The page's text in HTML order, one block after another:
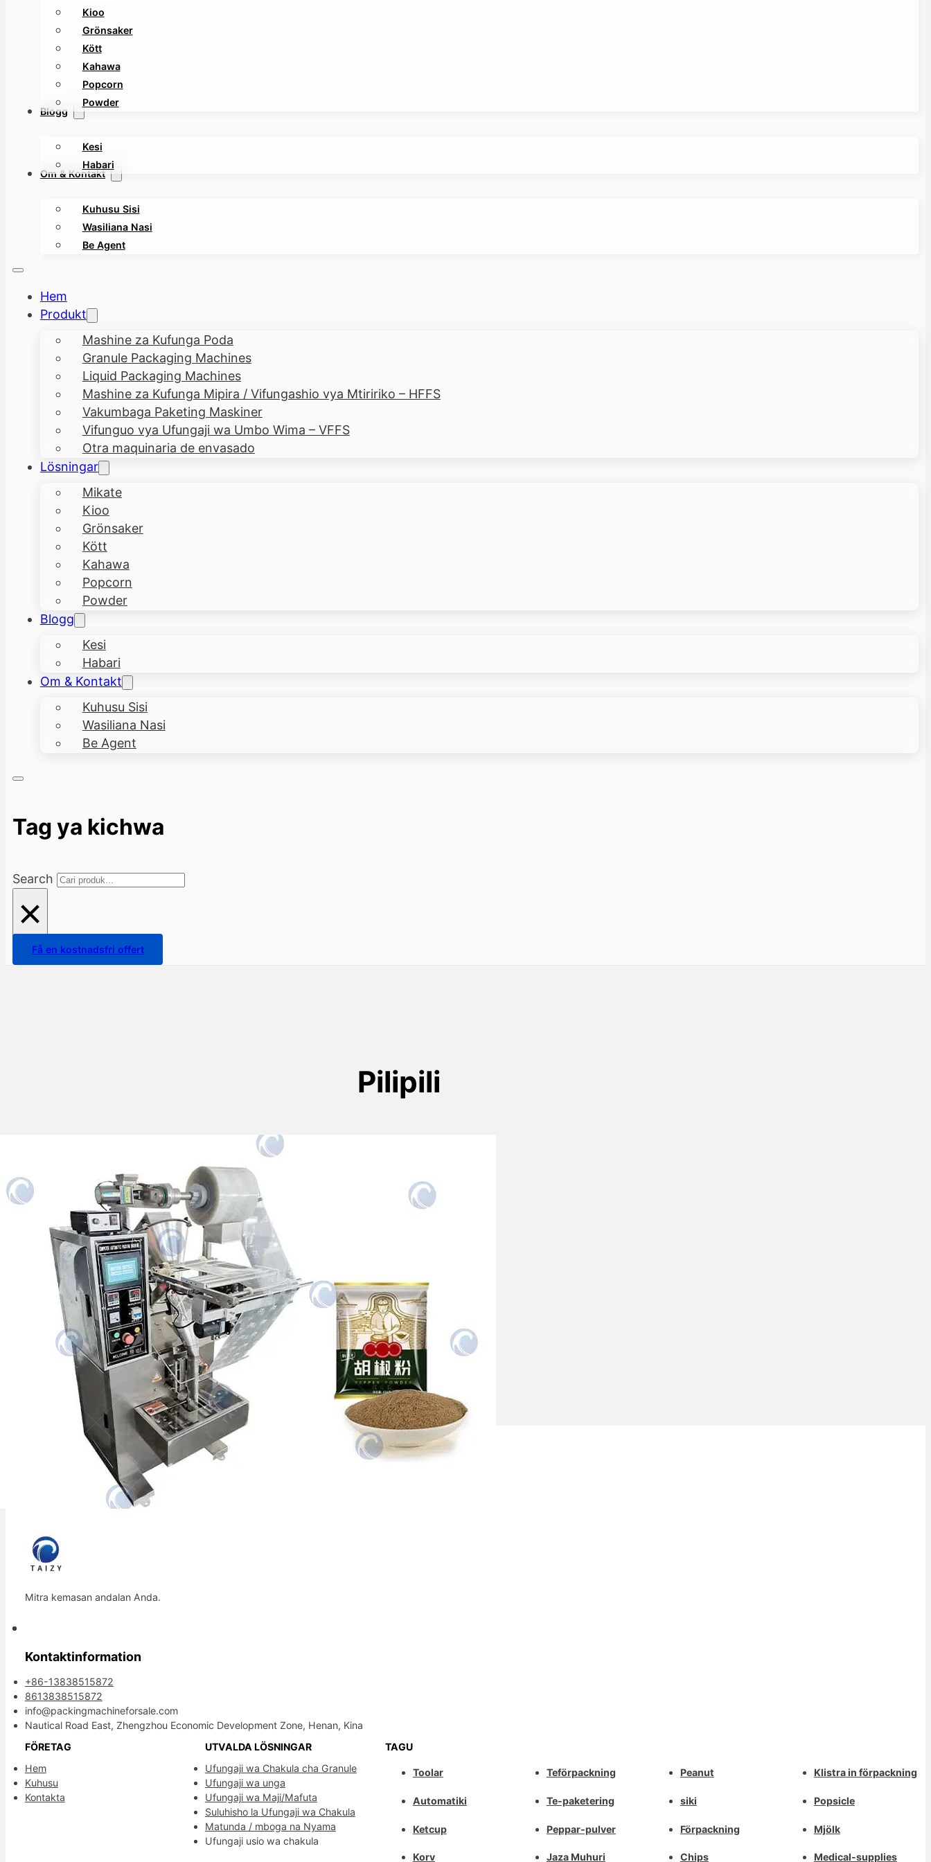
Kioo
Grönsaker
Kött
Kahawa
Popcorn
Powder
Blogg
Kesi
Habari
Om & Kontakt
Kuhusu Sisi
Wasiliana Nasi
Be Agent
Hem
Produkt
Mashine za Kufunga Poda
Granule Packaging Machines
Liquid Packaging Machines
Mashine za Kufunga Mipira / Vifungashio vya Mtiririko – HFFS
Vakumbaga Paketing Maskiner
Vifunguo vya Ufungaji wa Umbo Wima – VFFS
Otra maquinaria de envasado
Lösningar
Mikate
Kioo
Grönsaker
Kött
Kahawa
Popcorn
Powder
Blogg
Kesi
Habari
Om & Kontakt
Kuhusu Sisi
Wasiliana Nasi
Be Agent
Tag ya kichwa
Search
×
Få en kostnadsfri offert
Pilipili
Automatisk Peppar
Putsmaskin
Mashine ya kufunga unga wa pilipili ya
Taizy ni mashine ya kufungia ya
kiotomatiki kwa pilipili na viungo
vingine…
Mitra kemasan andalan Anda.
Kontaktinformation
+86-13838515872
8613838515872
info@packingmachineforsale.com
Nautical Road East, Zhengzhou Economic Development Zone, Henan, Kina
FÖRETAG
Hem
Kuhusu
Kontakta
UTVALDA LÖSNINGAR
Ufungaji wa Chakula cha Granule
Ufungaji wa unga
Ufungaji wa Maji/Mafuta
Suluhisho la Ufungaji wa Chakula
Matunda / mboga na Nyama
Ufungaji usio wa chakula
TAGU
Toolar
Automatiki
Ketcup
Korv
Teförpackning
Te-paketering
Peppar-pulver
Jaza Muhuri
Peanut
siki
Förpackning
Chips
Klistra in förpackning
Popsicle
Mjölk
Medical-supplies
Dansk